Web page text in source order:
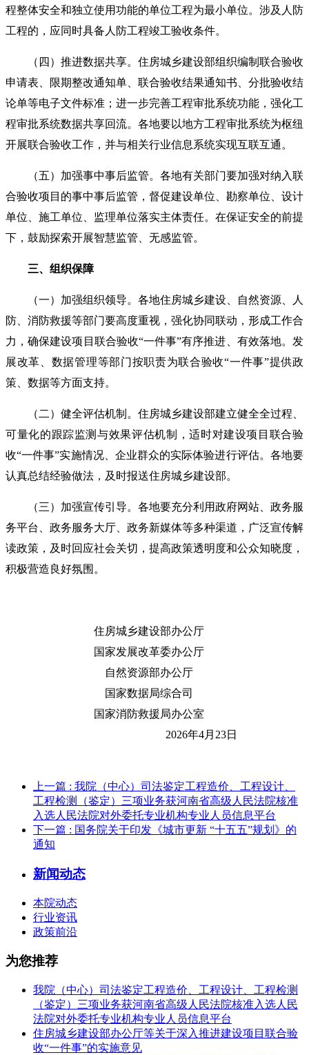
程整体安全和独立使用功能的单位工程为最小单位。涉及人防
工程的，应同时具备人防工程竣工验收条件。
（四）推进数据共享。住房城乡建设部组织编制联合验收
申请表、限期整改通知单、联合验收结果通知书、分批验收结
论单等电子文件标准；进一步完善工程审批系统功能，强化工
程审批系统数据共享回流。各地要以地方工程审批系统为枢纽
开展联合验收工作，并与相关行业信息系统实现互联互通。
（五）加强事中事后监管。各地有关部门要加强对纳入联
合验收项目的事中事后监管，督促建设单位、勘察单位、设计
单位、施工单位、监理单位落实主体责任。在保证安全的前提
下，鼓励探索开展智慧监管、无感监管。
三、组织保障
（一）加强组织领导。各地住房城乡建设、自然资源、人
防、消防救援等部门要高度重视，强化协同联动，形成工作合
力，确保建设项目联合验收“一件事”有序推进、有效落地。发
展改革、数据管理等部门按职责为联合验收“一件事”提供政
策、数据等方面支持。
（二）健全评估机制。住房城乡建设部建立健全全过程、
可量化的跟踪监测与效果评估机制，适时对建设项目联合验
收“一件事”实施情况、企业群众的实际体验进行评估。各地要
认真总结经验做法，及时报送住房城乡建设部。
（三）加强宣传引导。各地要充分利用政府网站、政务服
务平台、政务服务大厅、政务新媒体等多种渠道，广泛宣传解
读政策，及时回应社会关切，提高政策透明度和公众知晓度，
积极营造良好氛围。
住房城乡建设部办公厅
国家发展改革委办公厅
自然资源部办公厅
国家数据局综合司
国家消防救援局办公室
2026年4月23日
上一篇 : 我院（中心）司法鉴定工程造价、工程设计、
工程检测（鉴定）三项业务获河南省高级人民法院核准
入选人民法院对外委托专业机构专业人员信息平台
下一篇 : 国务院关于印发《城市更新 “十五五”规划》的
通知
新闻动态
本院动态
行业资讯
政策前沿
为您推荐
我院（中心）司法鉴定工程造价、工程设计、工程检测
（鉴定）三项业务获河南省高级人民法院核准入选人民
法院对外委托专业机构专业人员信息平台
住房城乡建设部办公厅等关于深入推进建设项目联合验
收“一件事”的实施意见